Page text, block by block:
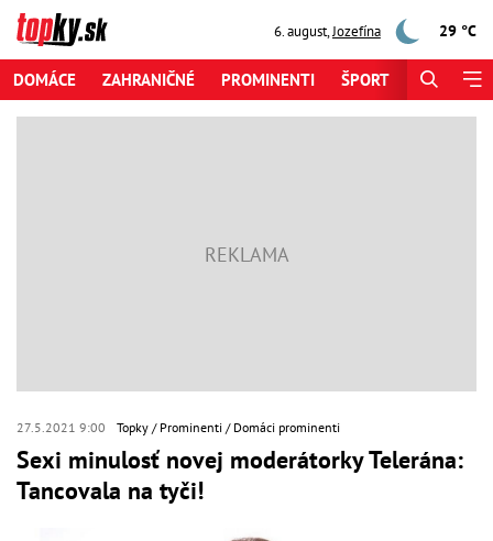
6. august,Jozefína 29 °C
DOMÁCE ZAHRANIČNÉ PROMINENTI ŠPORT
27.5.2021 9:00 Topky Prominenti Domáci prominenti
Sexi minulosť novej moderátorky Telerána:
Tancovala na tyči!